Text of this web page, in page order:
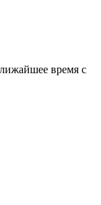
время с